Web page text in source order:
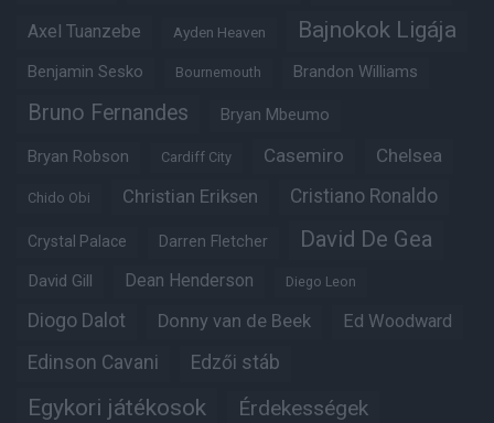
Axel Tuanzebe Ayden Heaven Bajnokok Ligája
Benjamin Sesko Bournemouth Brandon Williams
Bruno Fernandes Bryan Mbeumo
Bryan Robson Cardiff City Casemiro Chelsea
Chido Obi Christian Eriksen Cristiano Ronaldo
Crystal Palace Darren Fletcher David De Gea
David Gill Dean Henderson Diego Leon
Diogo Dalot Donny van de Beek Ed Woodward
Edinson Cavani Edzői stáb
Egykori játékosok Érdekességek